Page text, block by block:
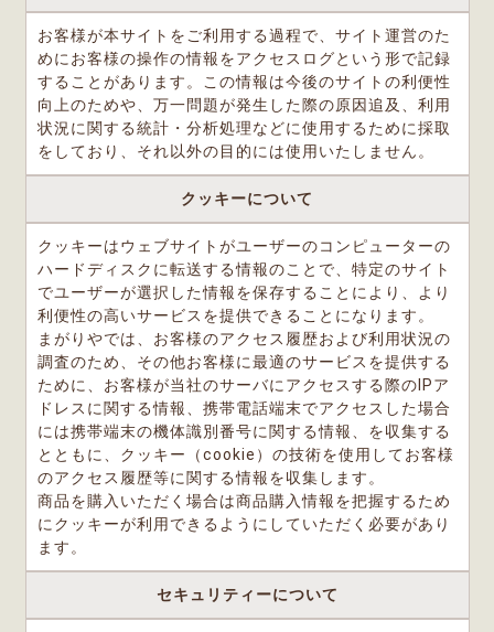
お客様が本サイトをご利用する過程で、サイト運営のた
めにお客様の操作の情報をアクセスログという形で記録
することがあります。この情報は今後のサイトの利便性
向上のためや、万一問題が発生した際の原因追及、利用
状況に関する統計・分析処理などに使用するために採取
をしており、それ以外の目的には使用いたしません。
クッキーについて
クッキーはウェブサイトがユーザーのコンピューターの
ハードディスクに転送する情報のことで、特定のサイト
でユーザーが選択した情報を保存することにより、より
利便性の高いサービスを提供できることになります。
まがりやでは、お客様のアクセス履歴および利用状況の
調査のため、その他お客様に最適のサービスを提供する
ために、お客様が当社のサーバにアクセスする際のIPア
ドレスに関する情報、携帯電話端末でアクセスした場合
には携帯端末の機体識別番号に関する情報、を収集する
とともに、クッキー（cookie）の技術を使用してお客様
のアクセス履歴等に関する情報を収集します。
商品を購入いただく場合は商品購入情報を把握するため
にクッキーが利用できるようにしていただく必要があり
ます。
セキュリティーについて